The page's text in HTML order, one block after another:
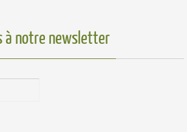
à notre newsletter